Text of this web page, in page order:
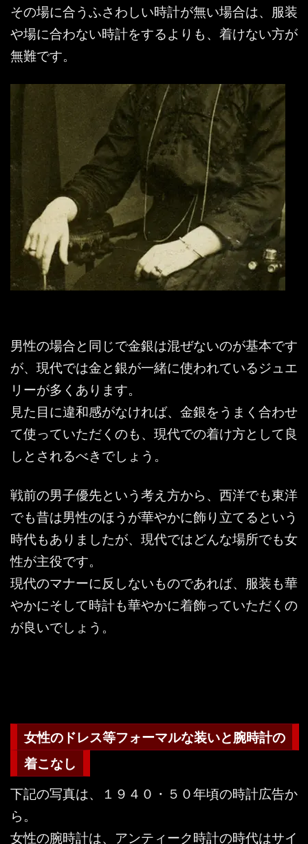
その場に合うふさわしい時計が無い場合は、服装
や場に合わない時計をするよりも、着けない方が
無難です。
男性の場合と同じで金銀は混ぜないのが基本です
が、現代では金と銀が一緒に使われているジュエ
リーが多くあります。
見た目に違和感がなければ、金銀をうまく合わせ
て使っていただくのも、現代での着け方として良
しとされるべきでしょう。
戦前の男子優先という考え方から、西洋でも東洋
でも昔は男性のほうが華やかに飾り立てるという
時代もありましたが、現代ではどんな場所でも女
性が主役です。
現代のマナーに反しないものであれば、服装も華
やかにそして時計も華やかに着飾っていただくの
が良いでしょう。
女性のドレス等フォーマルな装いと腕時計の
着こなし
下記の写真は、１９４０・５０年頃の時計広告か
ら。
女性の腕時計は、アンティーク時計の時代はサイ